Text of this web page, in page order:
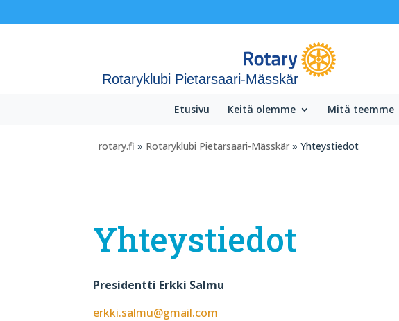
Rotaryklubi Pietarsaari-Mässkär
Etusivu Keitä olemme Mitä teemme
rotary.fi » Rotaryklubi Pietarsaari-Mässkär » Yhteystiedot
Yhteystiedot
Presidentti Erkki Salmu
erkki.salmu@gmail.com